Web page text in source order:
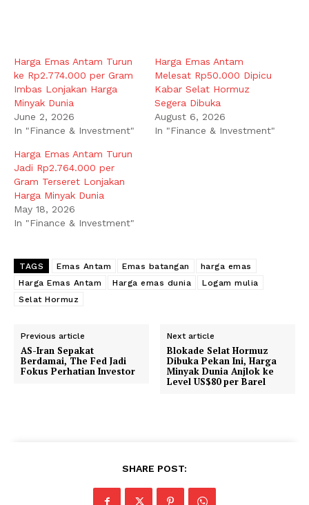
Harga Emas Antam Turun
ke Rp2.774.000 per Gram
Imbas Lonjakan Harga
Minyak Dunia
June 2, 2026
In "Finance & Investment"
Harga Emas Antam
Melesat Rp50.000 Dipicu
Kabar Selat Hormuz
Segera Dibuka
August 6, 2026
In "Finance & Investment"
Harga Emas Antam Turun
Jadi Rp2.764.000 per
Gram Terseret Lonjakan
Harga Minyak Dunia
May 18, 2026
In "Finance & Investment"
TAGS Emas Antam Emas batangan
harga emas
Harga Emas Antam
Harga emas dunia
Logam mulia
Selat Hormuz
Previous article
AS-Iran Sepakat
Berdamai, The Fed Jadi
Fokus Perhatian Investor
Next article
Blokade Selat Hormuz
Dibuka Pekan Ini, Harga
Minyak Dunia Anjlok ke
Level US$80 per Barel
SHARE POST: